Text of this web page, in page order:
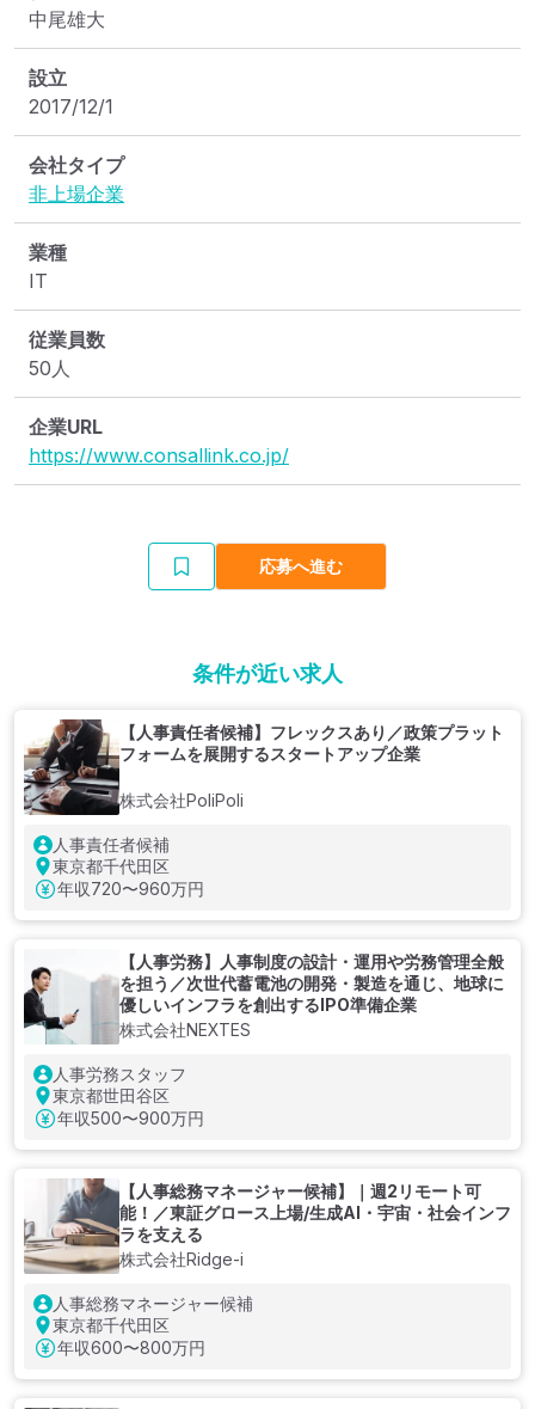
中尾雄大
設立
2017/12/1
会社タイプ
非上場企業
業種
IT
従業員数
50人
企業URL
https://www.consallink.co.jp/
応募へ進む
条件が近い求人
【人事責任者候補】フレックスあり／政策プラット
フォームを展開するスタートアップ企業
株式会社PoliPoli
人事責任者候補
東京都千代田区
年収720〜960万円
【人事労務】人事制度の設計・運用や労務管理全般
を担う／次世代蓄電池の開発・製造を通じ、地球に
優しいインフラを創出するIPO準備企業
株式会社NEXTES
人事労務スタッフ
東京都世田谷区
年収500〜900万円
【人事総務マネージャー候補】｜週2リモート可
能！／東証グロース上場/生成AI・宇宙・社会インフ
ラを支える
株式会社Ridge-i
人事総務マネージャー候補
東京都千代田区
年収600〜800万円